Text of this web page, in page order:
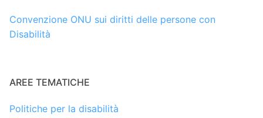
Convenzione ONU sui diritti delle persone con
Disabilità
AREE TEMATICHE
Politiche per la disabilità